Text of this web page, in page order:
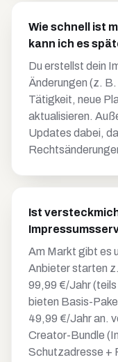
Wie schnell ist
kann ich es
Du erstellst dein
Änderungen (z.
Tätigkeit, neue
aktualisieren.
Updates dabei,
Ist
Am Markt gibt es
Anbieter starten
99,99 €/Jahr
bieten Basis-
49,99 €/Jahr an.
Creator-Bundle
Schutzadresse +